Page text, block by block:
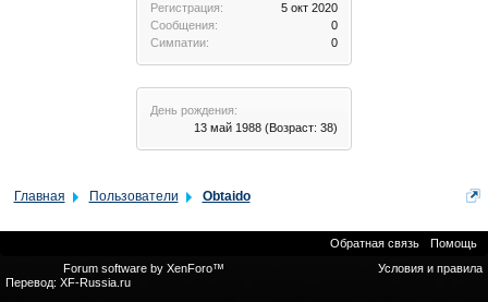
Регистрация:
5 окт 2020
Сообщения:
0
Симпатии:
0
День рождения:
13 май 1988 (Возраст: 38)
Главная Пользователи Obtaido
Обратная связь
Помощь
Условия и правила
Forum software by XenForo™
Перевод: XF-Russia.ru